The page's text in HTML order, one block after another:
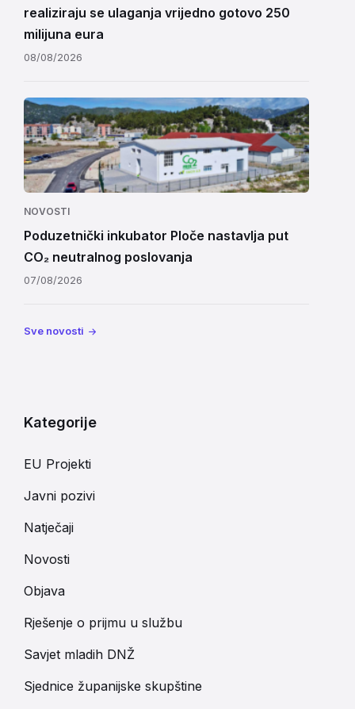
realiziraju se ulaganja vrijedno gotovo 250
milijuna eura
08/08/2026
NOVOSTI
Poduzetnički inkubator Ploče nastavlja put
CO₂ neutralnog poslovanja
07/08/2026
Sve novosti
Kategorije
EU Projekti
Javni pozivi
Natječaji
Novosti
Objava
Rješenje o prijmu u službu
Savjet mladih DNŽ
Sjednice županijske skupštine